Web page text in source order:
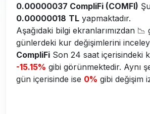
0.00000037 CompliFi (COMFI)
0.00000018 TL yapmaktadır.
Aşağıdaki bilgi ekranlarımızdan 📉
günlerdeki kur değişimlerini
CompliFi Son 24 saat içerisindeki
-15.15% gibi görünmektedir. Aynı
gün içerisinde ise 0% gibi değişim